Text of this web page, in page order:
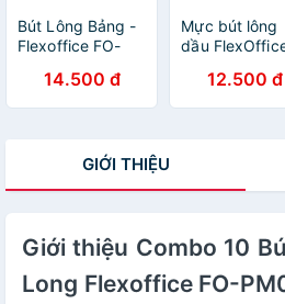
Bút Lông Bảng -
Flexoffice FO-
Xanh14.500 đ
Mực bút lông
dầu
12.500 đ
GIỚI THIỆU
Giới thiệu Combo 10
Long Flexoffice FO-